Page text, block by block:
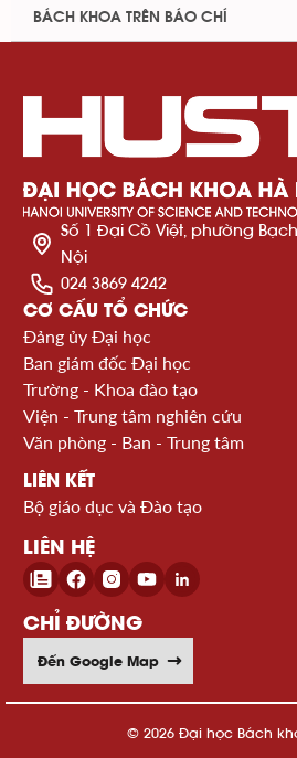
BÁCH KHOA TRÊN BÁO CHÍ
Số 1 Đại Cồ Việt, phường
Nội
024 3869 4242
CƠ CẤU TỔ CHỨC
Đảng ủy Đại học
Ban giám đốc Đại học
Trường - Khoa đào tạo
Viện - Trung tâm nghiên cứu
Văn phòng - Ban - Trung tâm
LIÊN KẾT
Bộ giáo dục và Đào tạo
LIÊN HỆ
CHỈ ĐƯỜNG
Đến Google Map
© 2026 Đại học Bách